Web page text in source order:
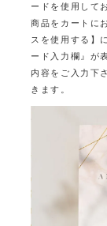
ードを使用して
商品をカートに
スを使用する】
ード入力欄』が
内容をご入力下
きます。